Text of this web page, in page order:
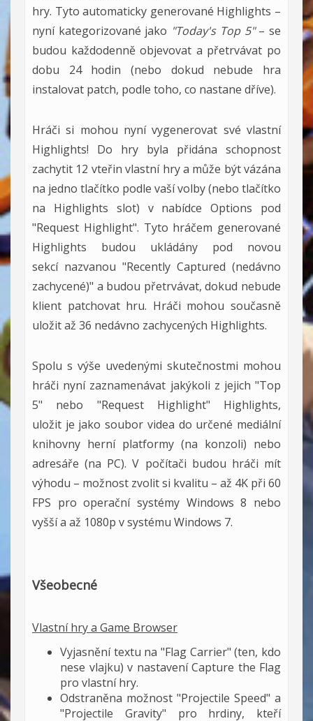
hry. Tyto automaticky generované Highlights –
nyní kategorizované jako "Today's Top 5"– se
budou každodenně objevovat a přetrvávat po
dobu 24 hodin (nebo dokud nebude hra
instalovat patch, podle toho, co nastane dříve).
Hráči si mohou nyní vygenerovat své vlastní
Highlights! Do hry byla přidána schopnost
zachytit 12 vteřin vlastní hry a může být vázána
na jedno tlačítko podle vaší volby (nebo tlačítko
na Highlights slot) v nabídce Options pod
"Request Highlight". Tyto hráčem generované
Highlights budou ukládány pod novou
sekcí nazvanou "Recently Captured (nedávno
zachycené)" a budou přetrvávat, dokud nebude
klient patchovat hru. Hráči mohou současně
uložit až 36 nedávno zachycených Highlights.
Spolu s výše uvedenými skutečnostmi mohou
hráči nyní zaznamenávat jakýkoli z jejich "Top
5" nebo "Request Highlight" Highlights,
uložit je jako soubor videa do určené mediální
knihovny herní platformy (na konzoli) nebo
adresáře (na PC). V počítači budou hráči mít
výhodu – možnost zvolit si kvalitu – až 4K při 60
FPS pro operační systémy Windows 8 nebo
vyšší a až 1080p v systému Windows 7.
Všeobecné
Vlastní hry a Game Browser
Vyjasnění textu na "Flag Carrier" (ten, kdo
nese vlajku) v nastavení Capture the Flag
pro vlastní hry.
Odstraněna možnost "Projectile Speed" a
"Projectile Gravity" pro hrdiny, kteří